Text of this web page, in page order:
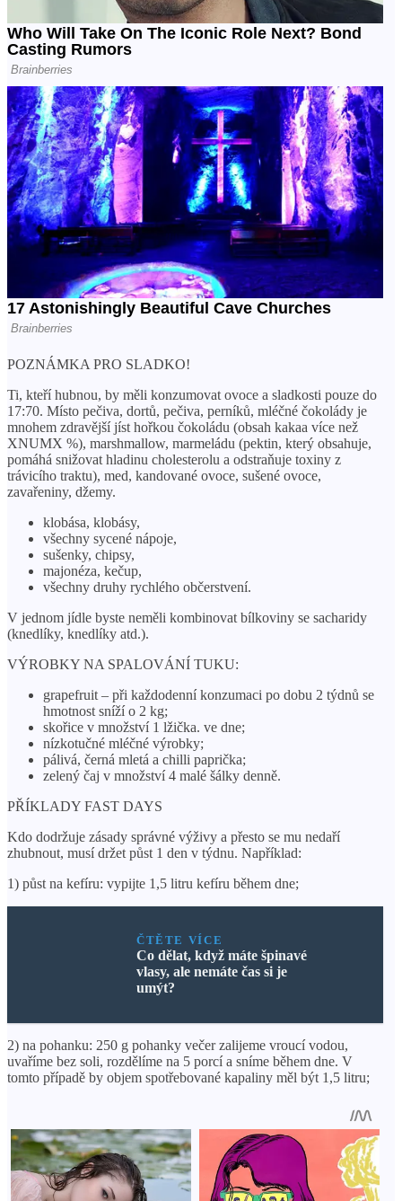
POZNÁMKA PRO SLADKO!
Ti, kteří hubnou, by měli konzumovat ovoce a sladkosti pouze do
17:70. Místo pečiva, dortů, pečiva, perníků, mléčné čokolády je
mnohem zdravější jíst hořkou čokoládu (obsah kakaa více než
XNUMX %), marshmallow, marmeládu (pektin, který obsahuje,
pomáhá snižovat hladinu cholesterolu a odstraňuje toxiny z
trávicího traktu), med, kandované ovoce, sušené ovoce,
zavařeniny, džemy.
klobása, klobásy,
všechny sycené nápoje,
sušenky, chipsy,
majonéza, kečup,
všechny druhy rychlého občerstvení.
V jednom jídle byste neměli kombinovat bílkoviny se sacharidy
(knedlíky, knedlíky atd.).
VÝROBKY NA SPALOVÁNÍ TUKU:
grapefruit – při každodenní konzumaci po dobu 2 týdnů se
hmotnost sníží o 2 kg;
skořice v množství 1 lžička. ve dne;
nízkotučné mléčné výrobky;
pálivá, černá mletá a chilli paprička;
zelený čaj v množství 4 malé šálky denně.
PŘÍKLADY FAST DAYS
Kdo dodržuje zásady správné výživy a přesto se mu nedaří
zhubnout, musí držet půst 1 den v týdnu. Například:
1) půst na kefíru: vypijte 1,5 litru kefíru během dne;
ČTĚTE VÍCE
Co dělat, když máte špinavé
vlasy, ale nemáte čas si je
umýt?
2) na pohanku: 250 g pohanky večer zalijeme vroucí vodou,
uvaříme bez soli, rozdělíme na 5 porcí a sníme během dne. V
tomto případě by objem spotřebované kapaliny měl být 1,5 litru;